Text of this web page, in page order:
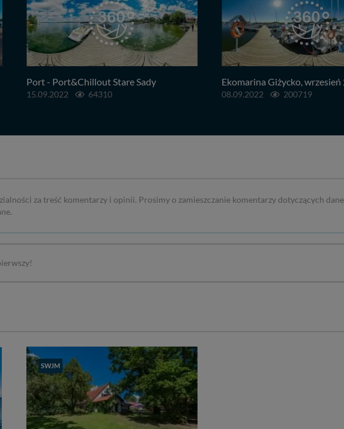
Port - Port&Chillout Stare Sady
15.09.2022 64310
Ekomarina Giżycko, wrzesień
08.09.2022 200719
za treść komentarzy i opinii. Prosimy o zamieszczanie komentarzy dotyczących
głębokość
0,50 - 1,00 m
cumowanie
boja,long side
cena
SWJM